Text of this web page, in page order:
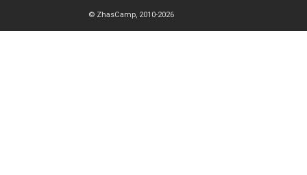
© ZhasCamp, 2010-2026